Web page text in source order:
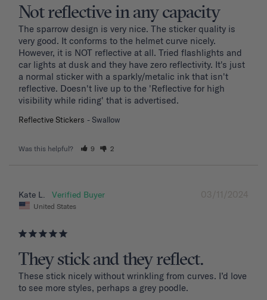
Not reflective in any capacity
The sparrow design is very nice. The sticker quality is
very good. It conforms to the helmet curve nicely.
However, it is NOT reflective at all. Tried flashlights and
car lights at dusk and they have zero reflectivity. It's just
a normal sticker with a sparkly/metalic ink that isn't
reflective. Doesn't live up to the 'Reflective for high
visibility while riding' that is advertised.
Reflective Stickers Swallow
Was this helpful? 9 2
03/11/2024
Kate L.
United States
They stick and they reflect.
These stick nicely without wrinkling from curves. I’d love
to see more styles, perhaps a grey poodle.